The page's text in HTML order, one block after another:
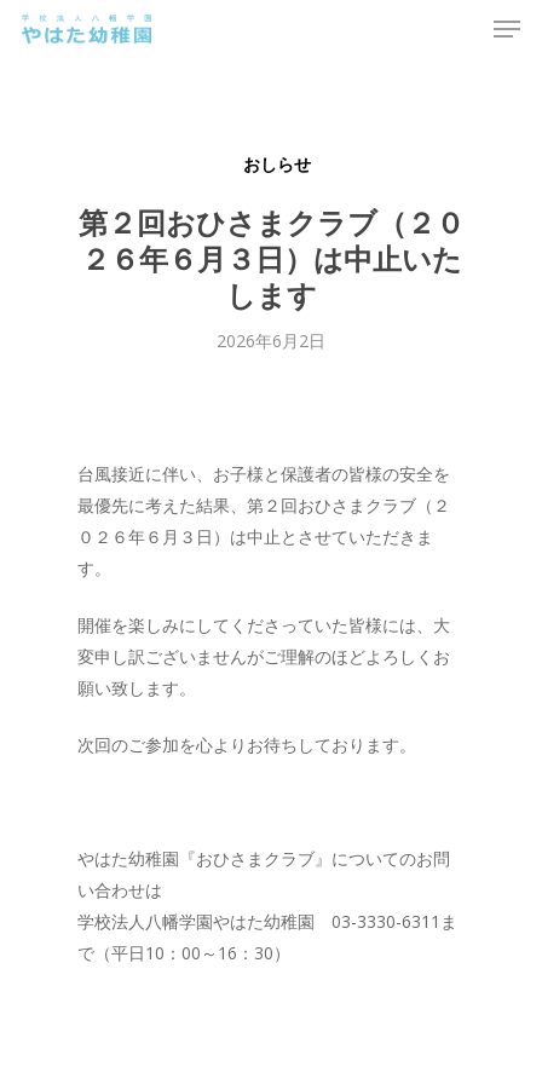
Skip
おしらせ
第２回おひさまクラブ（２０
２６年６月３日）は中止いた
します
2026年6月2日
台風接近に伴い、お子様と保護者の皆様の安全を
最優先に考えた結果、第２回おひさまクラブ（２
０２６年６月３日）は中止とさせていただきま
す。
開催を楽しみにしてくださっていた皆様には、大
変申し訳ございませんがご理解のほどよろしくお
願い致します。
次回のご参加を心よりお待ちしております。
やはた幼稚園『おひさまクラブ』についてのお問
い合わせは
学校法人八幡学園やはた幼稚園 03-3330-6311ま
で（平日10：00～16：30）